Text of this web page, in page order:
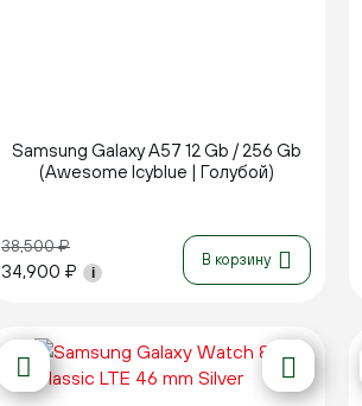
Samsung Galaxy A57 12 Gb / 256 Gb
(Awesome Icyblue | Голубой)
38,500₽
34,900 ₽ i
В корзину